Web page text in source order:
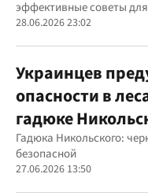
эффективные советы
28.06.2026 23:02
Украинцев
опасности в
гадюке
Гадюка Никольского:
безопасной
27.06.2026 13:50